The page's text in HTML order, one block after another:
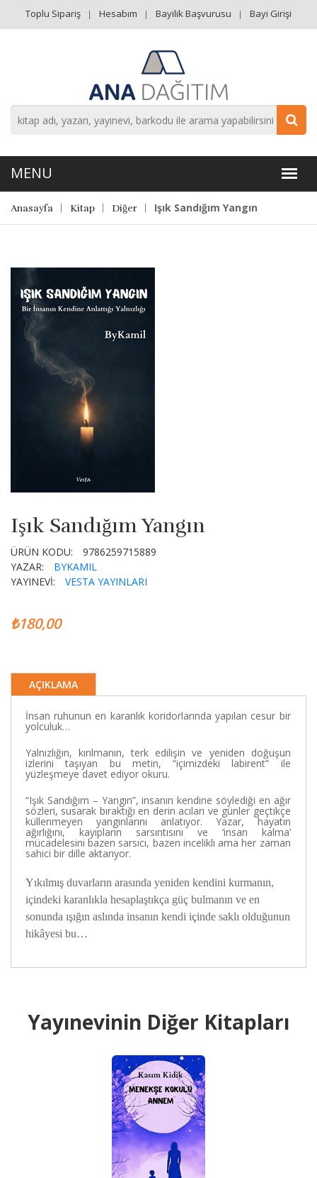
Toplu Sipariş Hesabım Bayilik Başvurusu Bayi Girişi
Anasayfa Kitap Diğer Işık Sandığım Yangın
Işık Sandığım Yangın
ÜRÜN KODU:
9786259715889
YAZAR:
BYKAMIL
YAYINEVİ:
VESTA YAYINLARI
₺180,00
AÇIKLAMA
İnsan ruhunun en karanlık koridorlarında yapılan cesur bir
yolculuk…
Yalnızlığın, kırılmanın, terk edilişin ve yeniden doğuşun
izlerini taşıyan bu metin, “içimizdeki labirent” ile
yüzleşmeye davet ediyor okuru.
“Işık Sandığım – Yangın”, insanın kendine söylediği en ağır
sözleri, susarak bıraktığı en derin acıları ve günler geçtikçe
küllenmeyen yangınlarını anlatıyor. Yazar, hayatın
ağırlığını, kayıpların sarsıntısını ve ‘insan kalma’
mücadelesini bazen sarsıcı, bazen incelikli ama her zaman
sahici bir dille aktarıyor.
Yıkılmış duvarların arasında yeniden kendini kurmanın,
içindeki karanlıkla hesaplaştıkça güç bulmanın ve en
sonunda ışığın aslında insanın kendi içinde saklı olduğunun
hikâyesi bu…
Yayınevinin Diğer Kitapları